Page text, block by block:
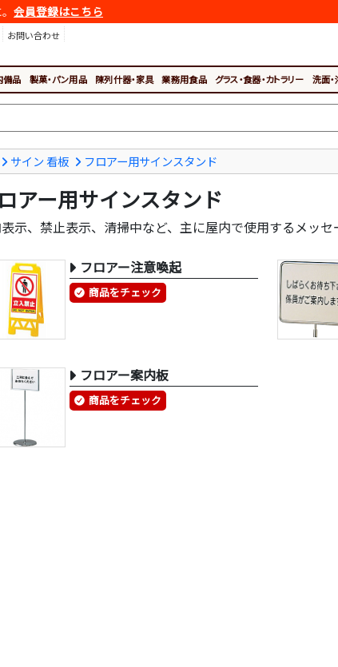
会員登録はこちら
お問い合わせ
備品 製菓・パン用品 陳列什器・家具 業務用食品 グラス・食器・カトラリー 洗面
サイン 看板 フロアー用サインスタンド
アー用サインスタンド
示、禁止表示、清掃中など、主に屋内で使用するメッ
フロアー注意喚起
商品をチェック
フロアー案内板
商品をチェック